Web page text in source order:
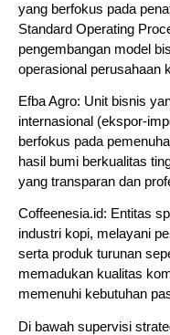
yang berfokus pada
Standard Operating
pengembangan model
operasional perusahaan
Efba Agro: Unit bisnis
internasional (ekspor-
berfokus pada
hasil bumi berkualitas
yang transparan dan
Coffeenesia.id: Entitas
industri kopi, melayani
serta produk turunan
memadukan kualitas
memenuhi kebutuhan
Di bawah supervisi